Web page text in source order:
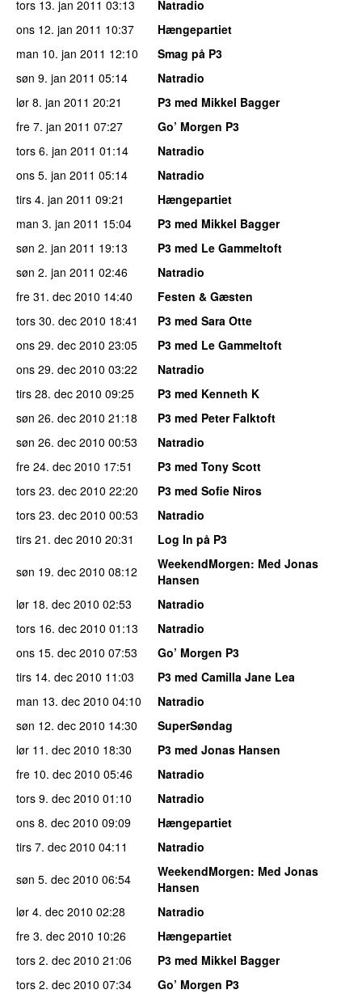
tors 13. jan 2011 03:13
Natradio
ons 12. jan 2011 10:37
Hængepartiet
man 10. jan 2011 12:10
Smag på P3
søn 9. jan 2011 05:14
Natradio
lør 8. jan 2011 20:21
P3 med Mikkel Bagger
fre 7. jan 2011 07:27
Go’ Morgen P3
tors 6. jan 2011 01:14
Natradio
ons 5. jan 2011 05:14
Natradio
tirs 4. jan 2011 09:21
Hængepartiet
man 3. jan 2011 15:04
P3 med Mikkel Bagger
søn 2. jan 2011 19:13
P3 med Le Gammeltoft
søn 2. jan 2011 02:46
Natradio
fre 31. dec 2010 14:40
Festen & Gæsten
tors 30. dec 2010 18:41
P3 med Sara Otte
ons 29. dec 2010 23:05
P3 med Le Gammeltoft
ons 29. dec 2010 03:22
Natradio
tirs 28. dec 2010 09:25
P3 med Kenneth K
søn 26. dec 2010 21:18
P3 med Peter Falktoft
søn 26. dec 2010 00:53
Natradio
fre 24. dec 2010 17:51
P3 med Tony Scott
tors 23. dec 2010 22:20
P3 med Sofie Niros
tors 23. dec 2010 00:53
Natradio
tirs 21. dec 2010 20:31
Log In på P3
søn 19. dec 2010 08:12 WeekendMorgen: Med Jonas
Hansen
lør 18. dec 2010 02:53
Natradio
tors 16. dec 2010 01:13
Natradio
ons 15. dec 2010 07:53
Go’ Morgen P3
tirs 14. dec 2010 11:03
P3 med Camilla Jane Lea
man 13. dec 2010 04:10
Natradio
søn 12. dec 2010 14:30
SuperSøndag
lør 11. dec 2010 18:30
P3 med Jonas Hansen
fre 10. dec 2010 05:46
Natradio
tors 9. dec 2010 01:10
Natradio
ons 8. dec 2010 09:09
Hængepartiet
tirs 7. dec 2010 04:11
Natradio
søn 5. dec 2010 06:54 WeekendMorgen: Med Jonas
Hansen
lør 4. dec 2010 02:28
Natradio
fre 3. dec 2010 10:26
Hængepartiet
tors 2. dec 2010 21:06
P3 med Mikkel Bagger
tors 2. dec 2010 07:34
Go’ Morgen P3